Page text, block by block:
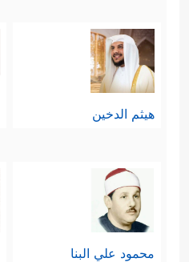
هيثم الدخين
محمود علي البنا